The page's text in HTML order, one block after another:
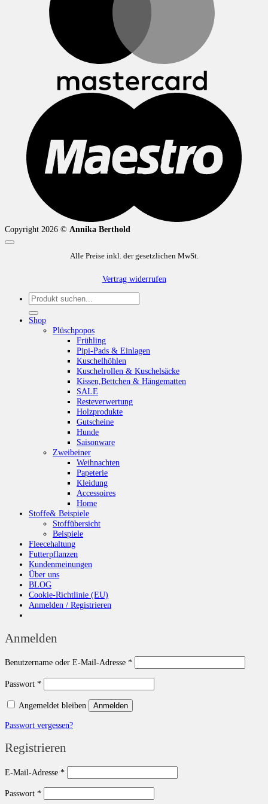
Copyright 2026 © Annika Berthold
Alle Preise inkl. der gesetzlichen MwSt.
Vertrag widerrufen
Suchen
nach:
Shop
Plüschpopos
Frühling
Pipi-Pads & Einlagen
Kuschelhöhlen
Kuschelrollen & Kuschelsäcke
Kissen,Bettchen & Hängematten
SALE
Resteverwertung
Holzprodukte
Gutscheine
Hunde
Saisonware
Zweibeiner
Weihnachten
Papeterie
Kleidung
Accessoires
Home
Stoffe& Beispiele
Stoffübersicht
Beispiele
Fleecehaltung
Futterpflanzen
Kundenmeinungen
Über uns
BLOG
Cookie-Richtlinie (EU)
Anmelden / Registrieren
Anmelden
Benutzername oder E-Mail-Adresse *Erforderlich
Passwort *Erforderlich
Angemeldet bleiben Anmelden
Passwort vergessen?
Registrieren
E-Mail-Adresse *Erforderlich
Passwort *Erforderlich